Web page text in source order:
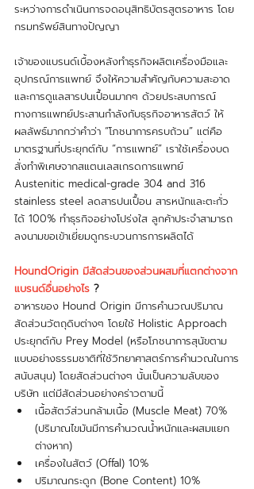
ระหว่างการดำเนินการจดอนุสิทธิบัตรสูตรอาหาร โดย
กรมทรัพย์สินทางปัญญา
เจ้าของแบรนด์เบื้องหลังทำธุรกิจผลิตเครื่องมือและ
อุปกรณ์การแพทย์ จึงให้ความสำคัญกับความสะอาด
และการดูแลสารปนเปื้อนมากๆ ด้วยประสบการณ์
ทางการแพทย์ประสานกำลังกับธุรกิจอาหารสัตว์ ให้
ผลลัพธ์มากกว่าคำว่า “โภชนาการครบถ้วน” แต่คือ
มาตรฐานที่ประยุกต์กับ “การแพทย์” เราใช้เครื่องบด
สั่งทำพิเศษจากสแตนเลสเกรดการแพทย์
Austenitic medical-grade 304 and 316
stainless steel ลดสารปนเปื้อน สารหนักและตะกั่ว
ได้ 100% ทำธุรกิจอย่างโปร่งใส ลูกค้าประจำสามารถ
ลงนามขอเข้าเยี่ยมดูกระบวนการการผลิตได้
HoundOrigin มีสัดส่วนของส่วนผสมที่แตกต่างจาก
แบรนด์อื่นอย่างไร ?
อาหารของ Hound Origin มีการคำนวณปริมาณ
สัดส่วนวัตถุดิบต่างๆ โดยใช้ Holistic Approach
ประยุกต์กับ Prey Model (หรือโภชนาการสุนัขตาม
แบบอย่างธรรมชาติที่ใช้วิทยาศาสตร์การคำนวณในการ
สนับสนุน) โดยสัดส่วนต่างๆ นั้นเป็นความลับของ
บริษัท แต่มีสัดส่วนอย่างคร่าวตามนี้
เนื้อสัตว์ส่วนกล้ามเนื้อ (Muscle Meat) 70%
(ปริมาณไขมันมีการคำนวณน้ำหนักและผสมแยก
ต่างหาก)
เครื่องในสัตว์ (Offal) 10%
ปริมาณกระดูก (Bone Content) 10%